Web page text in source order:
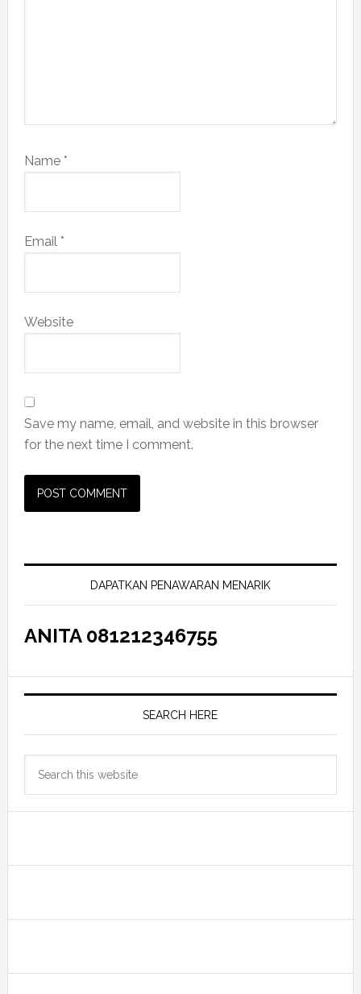
Name *
Email *
Website
Save my name, email, and website in this browser
for the next time I comment.
Primary
SidebarDAPATKAN PENAWARAN MENARIK
ANITA 081212346755
SEARCH HERE